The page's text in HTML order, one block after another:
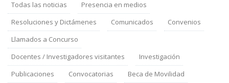
Todas las noticias
Presencia en medios
Resoluciones y Dictámenes
Comunicados
Convenios
Llamados a Concurso
Docentes / Investigadores visitantes
Investigación
Publicaciones
Convocatorias
Beca de Movilidad